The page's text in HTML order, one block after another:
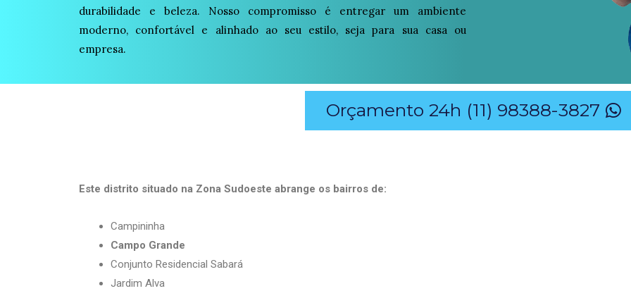
durabilidade e beleza. Nosso compromisso é entregar um ambiente
moderno, confortável e alinhado ao seu estilo, seja para sua casa ou
empresa.
Orçamento 24h (11) 98388-3827
Este distrito situado na Zona Sudoeste abrange os bairros de:
Campininha
Campo Grande
Conjunto Residencial Sabará
Jardim Alva